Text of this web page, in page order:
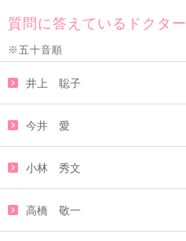
質問に答えているドクター
※五十音順
井上 聡子
今井 愛
小林 秀文
高橋 敬一